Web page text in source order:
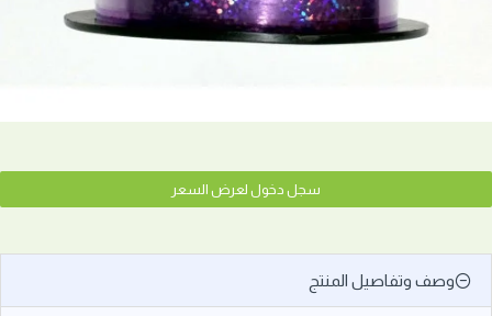
سجل دخول لعرض السعر
وصف وتفاصيل المنتج